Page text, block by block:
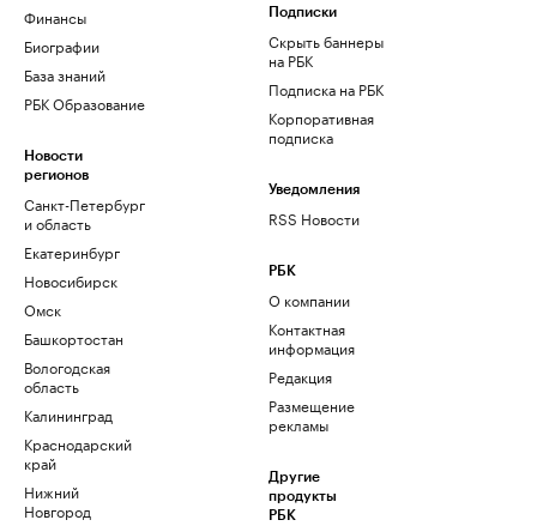
Финансы
Биографии
База знаний
РБК Образование
Новости
регионов
Санкт-Петербург
и область
Екатеринбург
Новосибирск
Омск
Башкортостан
Вологодская
область
Калининград
Краснодарский
край
Нижний
Новгород
Подписки
Скрыть баннеры
на РБК
Подписка на РБК
Корпоративная
подписка
Уведомления
RSS Новости
РБК
О компании
Контактная
информация
Редакция
Размещение
рекламы
Другие
продукты
РБК